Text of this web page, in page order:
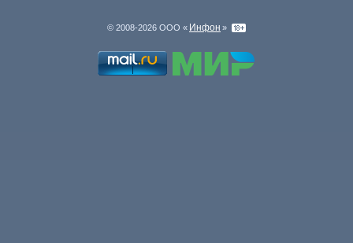
© 2008-2026 ООО « Инфон »